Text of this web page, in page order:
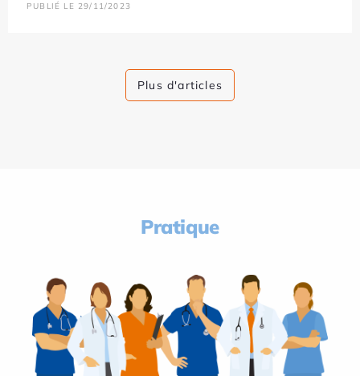
PUBLIÉ LE 29/11/2023
Plus d'articles
Pratique